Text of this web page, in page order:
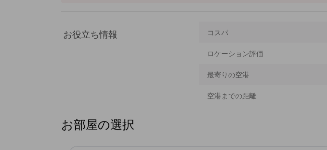
お役立ち情報 コスパ
ロケーション評価
最寄りの空港
空港までの距離
お部屋の選択